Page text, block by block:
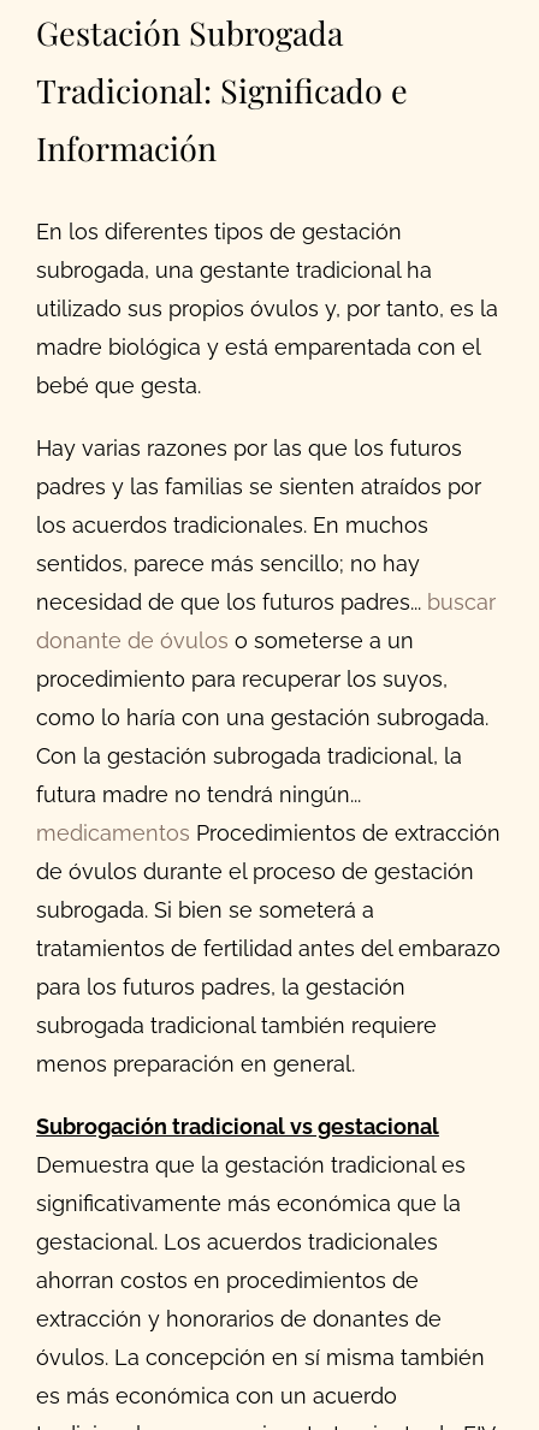
Gestación Subrogada
Tradicional: Significado e
Información
En los diferentes tipos de gestación
subrogada, una gestante tradicional ha
utilizado sus propios óvulos y, por tanto, es la
madre biológica y está emparentada con el
bebé que gesta.
Hay varias razones por las que los futuros
padres y las familias se sienten atraídos por
los acuerdos tradicionales. En muchos
sentidos, parece más sencillo; no hay
necesidad de que los futuros padres... buscar
donante de óvulos o someterse a un
procedimiento para recuperar los suyos,
como lo haría con una gestación subrogada.
Con la gestación subrogada tradicional, la
futura madre no tendrá ningún...
medicamentos Procedimientos de extracción
de óvulos durante el proceso de gestación
subrogada. Si bien se someterá a
tratamientos de fertilidad antes del embarazo
para los futuros padres, la gestación
subrogada tradicional también requiere
menos preparación en general.
Subrogación tradicional vs gestacional
Demuestra que la gestación tradicional es
significativamente más económica que la
gestacional. Los acuerdos tradicionales
ahorran costos en procedimientos de
extracción y honorarios de donantes de
óvulos. La concepción en sí misma también
es más económica con un acuerdo